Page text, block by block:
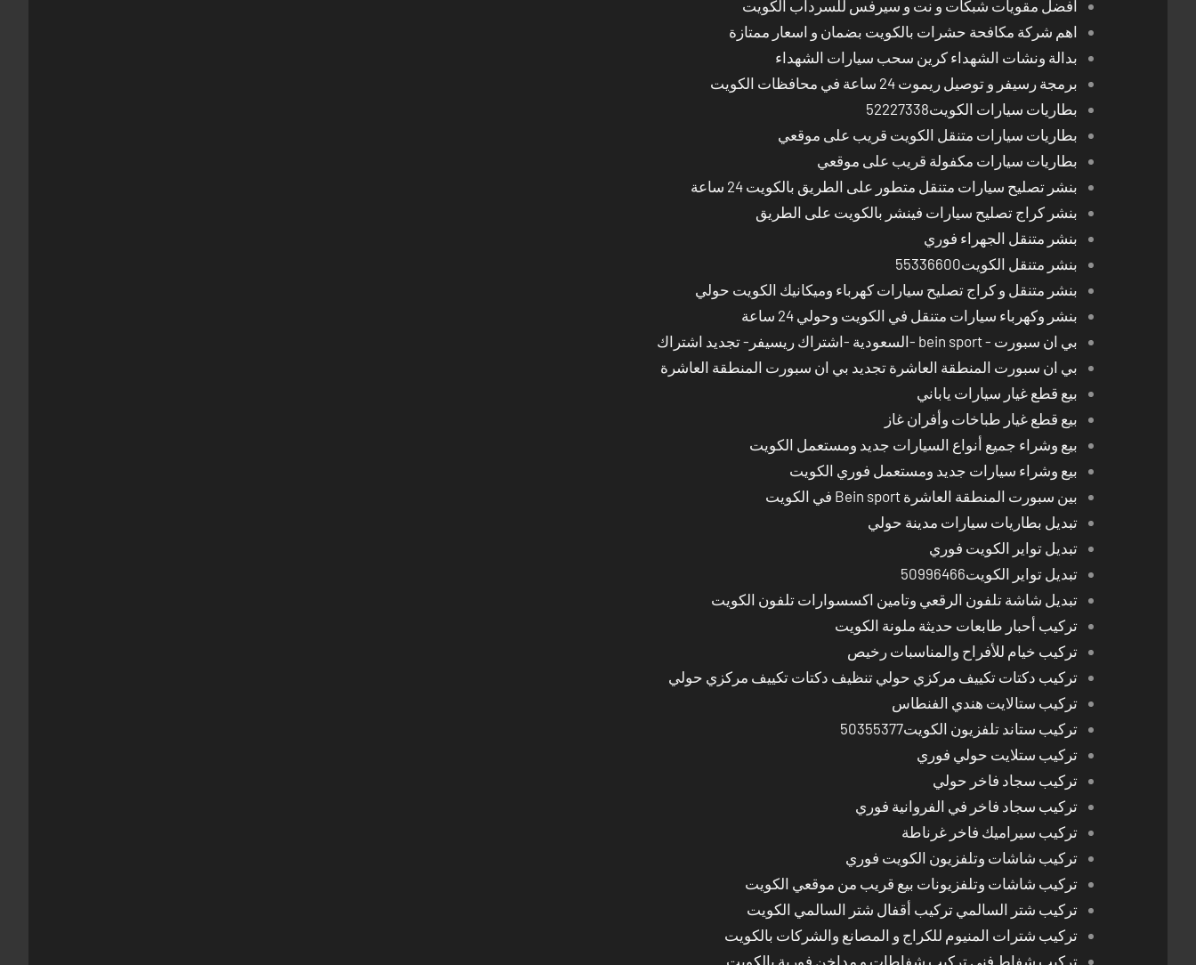
افضل مقويات شبكات و نت و سيرفس للسرداب الكويت
اهم شركة مكافحة حشرات بالكويت بضمان و اسعار ممتازة
بدالة ونشات الشهداء كرين سحب سيارات الشهداء
برمجة رسيفر و توصيل ريموت 24 ساعة في محافظات الكويت
بطاريات سيارات الكويت52227338
بطاريات سيارات متنقل الكويت قريب على موقعي
بطاريات سيارات مكفولة قريب على موقعي
بنشر تصليح سيارات متنقل متطور على الطريق بالكويت 24 ساعة
بنشر كراج تصليح سيارات فينشر بالكويت على الطريق
بنشر متنقل الجهراء فوري
بنشر متنقل الكويت55336600
بنشر متنقل و كراج تصليح سيارات كهرباء وميكانيك الكويت حولي
بنشر وكهرباء سيارات متنقل في الكويت وحولي 24 ساعة
بي ان سبورت - bein sport -السعودية -اشتراك ريسيفر- تجديد اشتراك
بي ان سبورت المنطقة العاشرة تجديد بي ان سبورت المنطقة العاشرة
بيع قطع غيار سيارات ياباني
بيع قطع غيار طباخات وأفران غاز
بيع وشراء جميع أنواع السيارات جديد ومستعمل الكويت
بيع وشراء سيارات جديد ومستعمل فوري الكويت
بين سبورت المنطقة العاشرة Bein sport في الكويت
تبديل بطاريات سيارات مدينة حولي
تبديل تواير الكويت فوري
تبديل تواير الكويت50996466
تبديل شاشة تلفون الرقعي وتامين اكسسوارات تلفون الكويت
تركيب أحبار طابعات حديثة ملونة الكويت
تركيب خيام للأفراح والمناسبات رخيص
تركيب دكتات تكييف مركزي حولي تنظيف دكتات تكييف مركزي حولي
تركيب ستالايت هندي الفنطاس
تركيب ستاند تلفزيون الكويت50355377
تركيب ستلايت حولي فوري
تركيب سجاد فاخر حولي
تركيب سجاد فاخر في الفروانية فوري
تركيب سيراميك فاخر غرناطة
تركيب شاشات وتلفزيون الكويت فوري
تركيب شاشات وتلفزيونات بيع قريب من موقعي الكويت
تركيب شتر السالمي تركيب أقفال شتر السالمي الكويت
تركيب شترات المنيوم للكراج و المصانع والشركات بالكويت
تركيب شفاط فني تركيب شفاطات و مداخن فورية بالكويت